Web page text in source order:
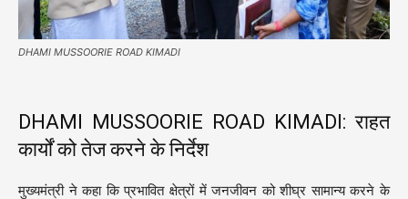
DHAMI MUSSOORIE ROAD KIMADI
DHAMI MUSSOORIE ROAD KIMADI: राहत
कार्यों को तेज करने के निर्देश
मुख्यमंत्री ने कहा कि प्रभावित क्षेत्रों में जनजीवन को शीघ्र सामान्य करने के